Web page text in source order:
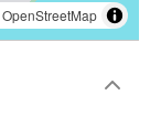
OpenStreetMap